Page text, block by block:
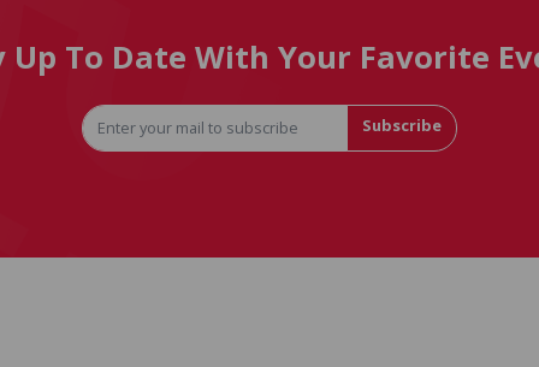
Up To Date With Your Favorite
Subscribe